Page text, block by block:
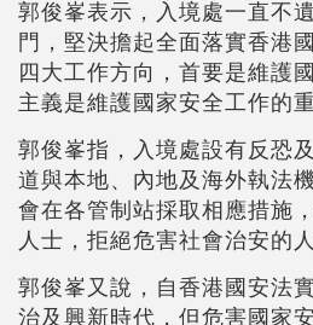
郭俊峯表示，入境處一直不
門，堅決擔起全面落實香港
四大工作方向，首要是維護
主義是維護國家安全工作的重
郭俊峯指，入境處設有反恐
道與本地、內地及海外執法
會在各管制站採取相應措施
人士，拒絕危害社會治安的
郭俊峯又說，自香港國安法
治及興新時代，但危害國家